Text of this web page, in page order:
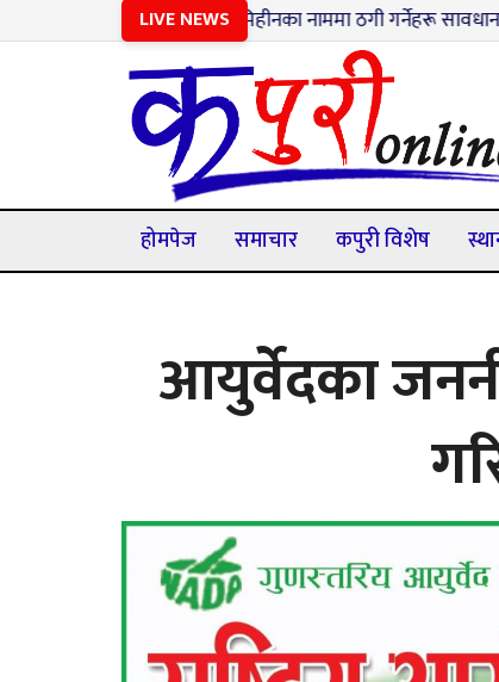
LIVE NEWS
भूमिहीनका नाममा ठगी गर्नेहरू सावधान : झुटा
होमपेज समाचार कपुरी विशेष
आयुर्वेदका